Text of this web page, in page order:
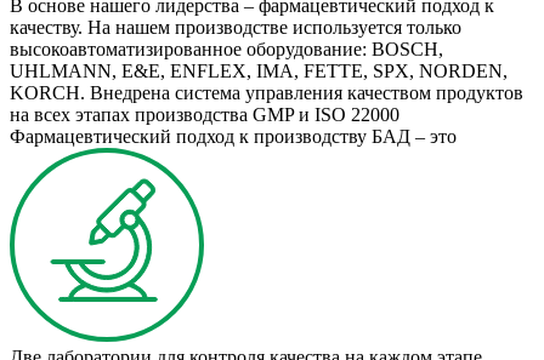
В основе нашего лидерства – фармацевтический подход к
качеству. На нашем производстве используется только
высокоавтоматизированное оборудование: BOSCH,
UHLMANN, E&E, ENFLEX, IMA, FETTE, SPX, NORDEN,
KORCH. Внедрена система управления качеством продуктов
на всех этапах производства GMP и ISO 22000
Фармацевтический подход к производству БАД – это